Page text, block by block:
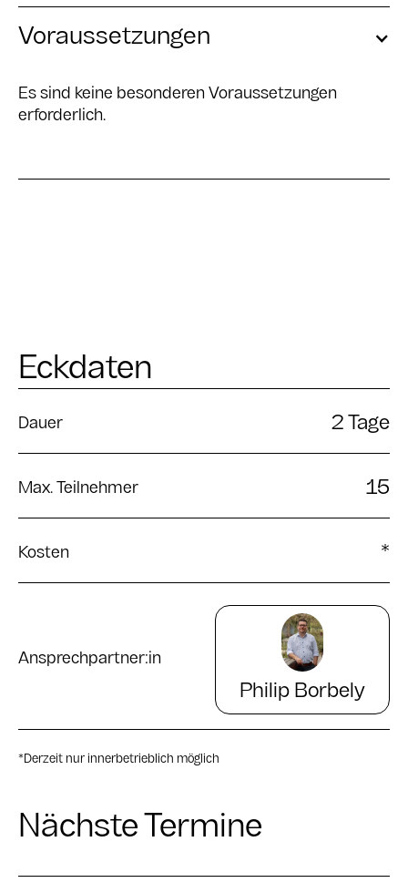
Voraussetzungen
Es sind keine besonderen Voraussetzungen
erforderlich.
Eckdaten
Dauer 2 Tage
Max. Teilnehmer 15
Kosten *
Ansprechpartner:in
Philip Borbely
*Derzeit nur innerbetrieblich möglich
Nächste Termine